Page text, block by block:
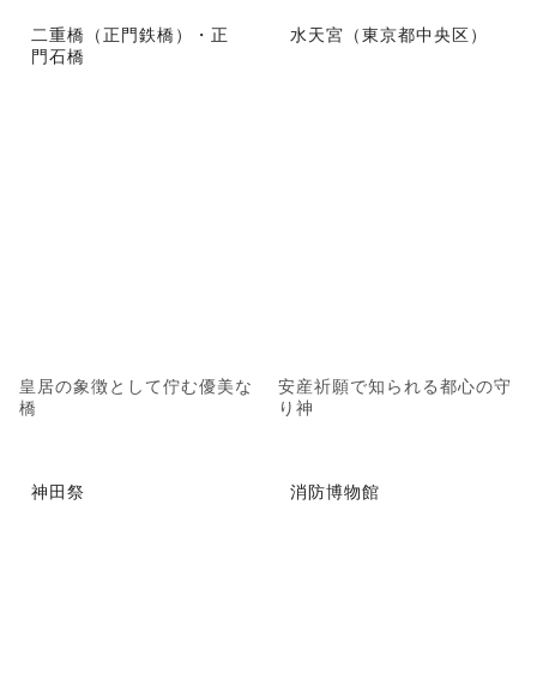
二重橋（正門鉄橋）・正
門石橋
皇居の象徴として佇む優美な
橋
水天宮（東京都中央区）
安産祈願で知られる都心の守
り神
神田祭 消防博物館